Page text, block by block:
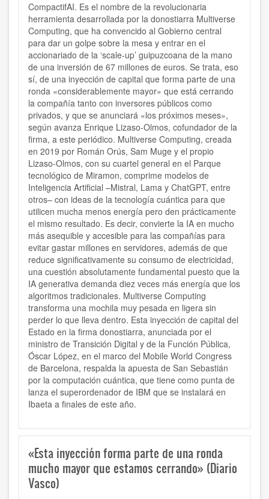
CompactifAI. Es el nombre de la revolucionaria
herramienta desarrollada por la donostiarra Multiverse
Computing, que ha convencido al Gobierno central
para dar un golpe sobre la mesa y entrar en el
accionariado de la ‘scale-up’ guipuzcoana de la mano
de una inversión de 67 millones de euros. Se trata, eso
sí, de una inyección de capital que forma parte de una
ronda «considerablemente mayor» que está cerrando
la compañía tanto con inversores públicos como
privados, y que se anunciará «los próximos meses»,
según avanza Enrique Lizaso-Olmos, cofundador de la
firma, a este periódico. Multiverse Computing, creada
en 2019 por Román Orús, Sam Muge y el propio
Lizaso-Olmos, con su cuartel general en el Parque
tecnológico de Miramon, comprime modelos de
Inteligencia Artificial –Mistral, Lama y ChatGPT, entre
otros– con ideas de la tecnología cuántica para que
utilicen mucha menos energía pero den prácticamente
el mismo resultado. Es decir, convierte la IA en mucho
más asequible y accesible para las compañías para
evitar gastar millones en servidores, además de que
reduce significativamente su consumo de electricidad,
una cuestión absolutamente fundamental puesto que la
IA generativa demanda diez veces más energía que los
algoritmos tradicionales. Multiverse Computing
transforma una mochila muy pesada en ligera sin
perder lo que lleva dentro. Esta inyección de capital del
Estado en la firma donostiarra, anunciada por el
ministro de Transición Digital y de la Función Pública,
Óscar López, en el marco del Mobile World Congress
de Barcelona, respalda la apuesta de San Sebastián
por la computación cuántica, que tiene como punta de
lanza el superordenador de IBM que se instalará en
Ibaeta a finales de este año.
«Esta inyección forma parte de una ronda
mucho mayor que estamos cerrando» (Diario
Vasco)